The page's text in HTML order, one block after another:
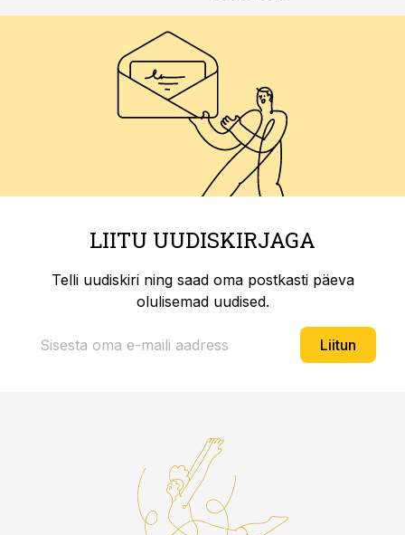
LIITU UUDISKIRJAGA
Telli uudiskiri ning saad oma postkasti päeva
olulisemad uudised.
Liitun